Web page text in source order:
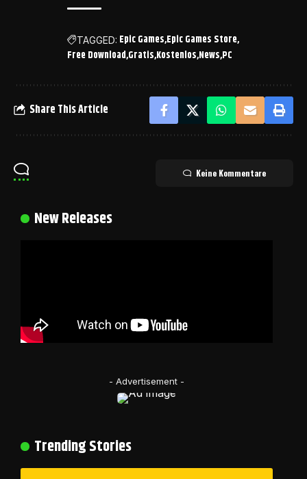
TAGGED: Epic Games Epic Games Store
Free Download Gratis Kostenlos News PC
Share This Article
Keine Kommentare
New Releases
- Advertisement -
Trending Stories